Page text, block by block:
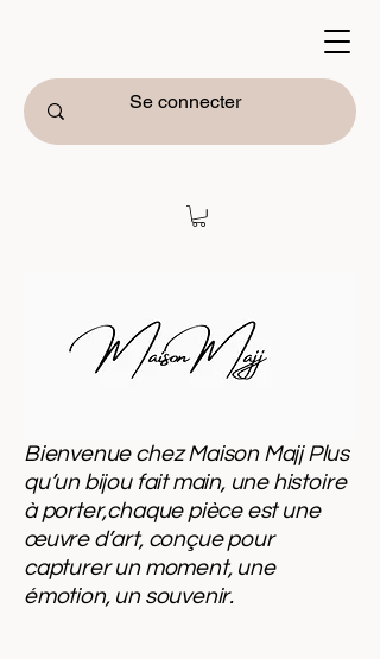
Bienvenue chez Maison Majj Plus
qu’un bijou fait main, une histoire
à porter,chaque pièce est une
œuvre d’art, conçue pour
capturer un moment, une
émotion, un souvenir.